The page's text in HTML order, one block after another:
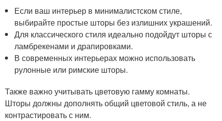
Если ваш интерьер в минималистском стиле,
выбирайте простые шторы без излишних украшений.
Для классического стиля идеально подойдут шторы с
ламбрекенами и драпировками.
В современных интерьерах можно использовать
рулонные или римские шторы.
Также важно учитывать цветовую гамму комнаты.
Шторы должны дополнять общий цветовой стиль, а не
контрастировать с ним.